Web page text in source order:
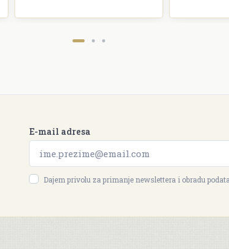
E-mail adresa
Dajem privolu za primanje newslettera i obradu